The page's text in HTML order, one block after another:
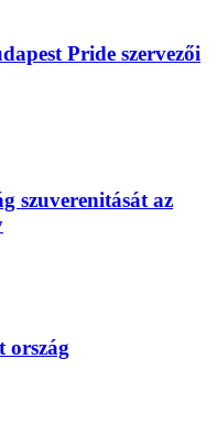
Pride szervezői
szuverenitását az
ország